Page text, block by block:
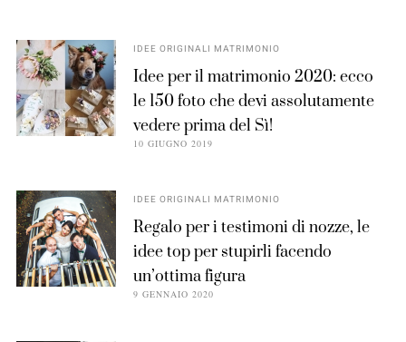
IDEE ORIGINALI MATRIMONIO
Idee per il matrimonio 2020: ecco
le 150 foto che devi assolutamente
vedere prima del Sì!
10 GIUGNO 2019
IDEE ORIGINALI MATRIMONIO
Regalo per i testimoni di nozze, le
idee top per stupirli facendo
un’ottima figura
9 GENNAIO 2020